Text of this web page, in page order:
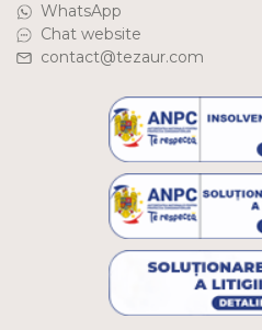
WhatsApp
Chat website
contact@tezaur.com